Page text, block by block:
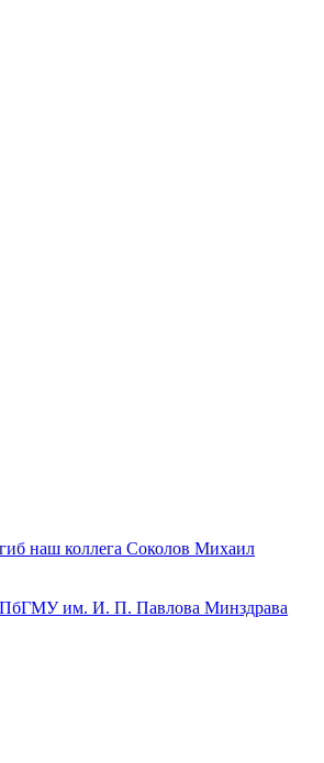
наш коллега Соколов Михаил
им. И. П. Павлова Минздрава